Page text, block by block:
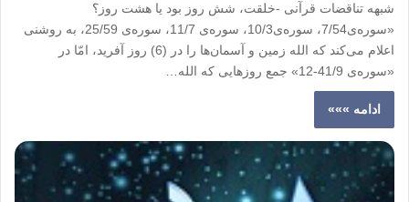
شبهه تناقضات قرآنی -خلقت، شش روز بود یا هشت روز؟
«سوره‌ی7/54، سوره‌ی10/3، سوره‌ی 11/7، سوره‌ی 25/59، به روشنی
اعلام می‌کند که الله زمین و آسمان‌ها را در (6) روز آفرید، امّا در
«سوره‌ی 41/9-12» جمع روزهایی که الله…
ادامه »»»